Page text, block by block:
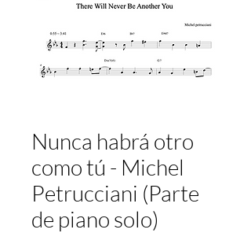
Nunca habrá otro
como tú - Michel
Petrucciani (Parte
de piano solo)